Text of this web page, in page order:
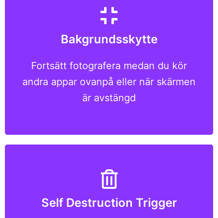
Bakgrundsskytte
Fortsätt fotografera medan du kör
andra appar ovanpå eller när skärmen
är avstängd
eller stäng till och med av enhetens
skärm medan du spionerar i
bakgrunden; du kan inte bli
misstänksam med mobil dold kamera
Self Destruction Trigger
Garanterad säkerhet vid extrem
nödsituation; enkelt utlösa
självförstörelse och voila, låt folk